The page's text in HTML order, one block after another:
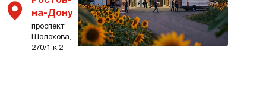
на-Дону
проспект
Шолохова,
270/1 к.2